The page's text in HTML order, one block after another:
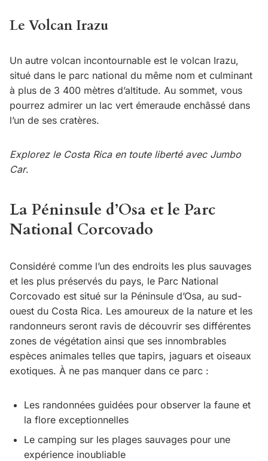
Le Volcan Irazu
Un autre volcan incontournable est le volcan Irazu,
situé dans le parc national du même nom et culminant
à plus de 3 400 mètres d’altitude. Au sommet, vous
pourrez admirer un lac vert émeraude enchâssé dans
l’un de ses cratères.
Explorez le Costa Rica en toute liberté avec Jumbo
Car.
La Péninsule d’Osa et le Parc
National Corcovado
Considéré comme l’un des endroits les plus sauvages
et les plus préservés du pays, le Parc National
Corcovado est situé sur la Péninsule d’Osa, au sud-
ouest du Costa Rica. Les amoureux de la nature et les
randonneurs seront ravis de découvrir ses différentes
zones de végétation ainsi que ses innombrables
espèces animales telles que tapirs, jaguars et oiseaux
exotiques. À ne pas manquer dans ce parc :
Les randonnées guidées pour observer la faune et
la flore exceptionnelles
Le camping sur les plages sauvages pour une
expérience inoubliable